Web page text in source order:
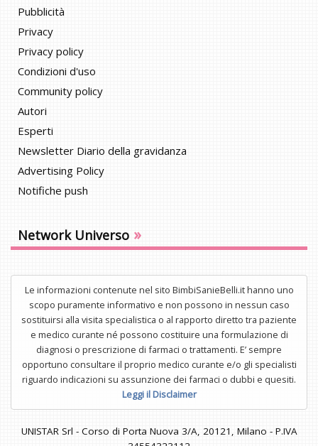
Pubblicità
Privacy
Privacy policy
Condizioni d'uso
Community policy
Autori
Esperti
Newsletter Diario della gravidanza
Advertising Policy
Notifiche push
Network Universo »
Le informazioni contenute nel sito BimbiSanieBelli.it hanno uno
scopo puramente informativo e non possono in nessun caso
sostituirsi alla visita specialistica o al rapporto diretto tra paziente
e medico curante né possono costituire una formulazione di
diagnosi o prescrizione di farmaci o trattamenti. E’ sempre
opportuno consultare il proprio medico curante e/o gli specialisti
riguardo indicazioni su assunzione dei farmaci o dubbi e quesiti.
Leggi il Disclaimer
UNISTAR Srl - Corso di Porta Nuova 3/A, 20121, Milano - P.IVA